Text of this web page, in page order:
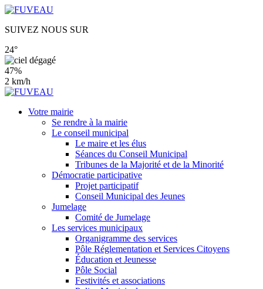
SUIVEZ NOUS SUR
24°
47%
2 km/h
Votre mairie
Se rendre à la mairie
Le conseil municipal
Le maire et les élus
Séances du Conseil Municipal
Tribunes de la Majorité et de la Minorité
Démocratie participative
Projet participatif
Conseil Municipal des Jeunes
Jumelage
Comité de Jumelage
Les services municipaux
Organigramme des services
Pôle Réglementation et Services Citoyens
Éducation et Jeunesse
Pôle Social
Festivités et associations